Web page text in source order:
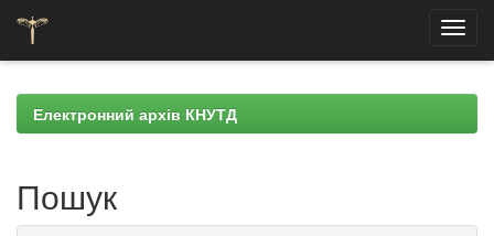
navigationЕлектронний архів КНУТД
Пошук